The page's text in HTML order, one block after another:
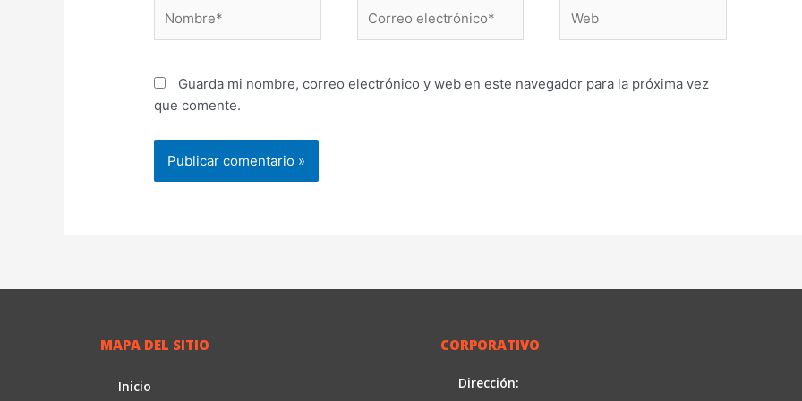
electrónico*
Guarda mi nombre, correo electrónico y web en este navegador para la próxima vez
que comente.
MAPA DEL SITIO
Inicio
CORPORATIVO
Dirección: